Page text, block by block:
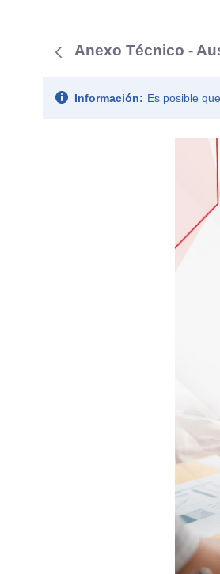
Anexo Técnico -
Información: Es posible